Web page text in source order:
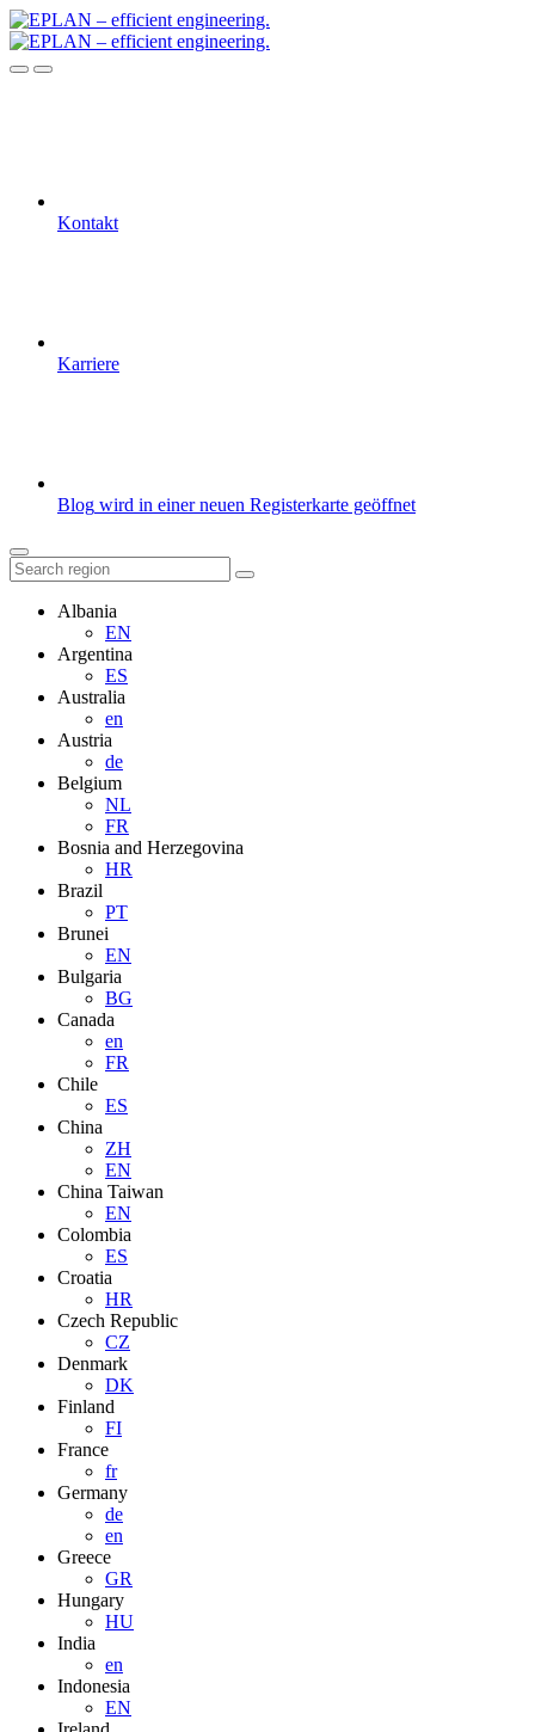
Kontakt
Karriere
Blog wird in einer neuen Registerkarte geöffnet
Albania
EN
Argentina
ES
Australia
en
Austria
de
Belgium
NL
FR
Bosnia and Herzegovina
HR
Brazil
PT
Brunei
EN
Bulgaria
BG
Canada
en
FR
Chile
ES
China
ZH
EN
China Taiwan
EN
Colombia
ES
Croatia
HR
Czech Republic
CZ
Denmark
DK
Finland
FI
France
fr
Germany
de
en
Greece
GR
Hungary
HU
India
en
Indonesia
EN